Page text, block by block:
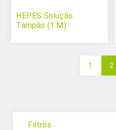
HEPES Solução
Tampão (1 M)
1 2
Filtros